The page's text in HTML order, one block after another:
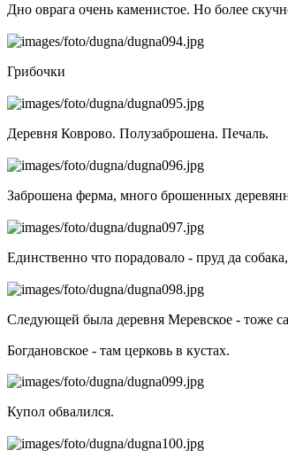
Дно оврага очень каменистое. Но более
Грибочки
Деревня Коврово. Полузаброшена. Печаль.
Заброшена ферма, много брошенных
Единственно что порадовало - пруд да
Следующей была деревня Меревское - тоже
Богдановское - там церковь в кустах.
Купол обвалился.